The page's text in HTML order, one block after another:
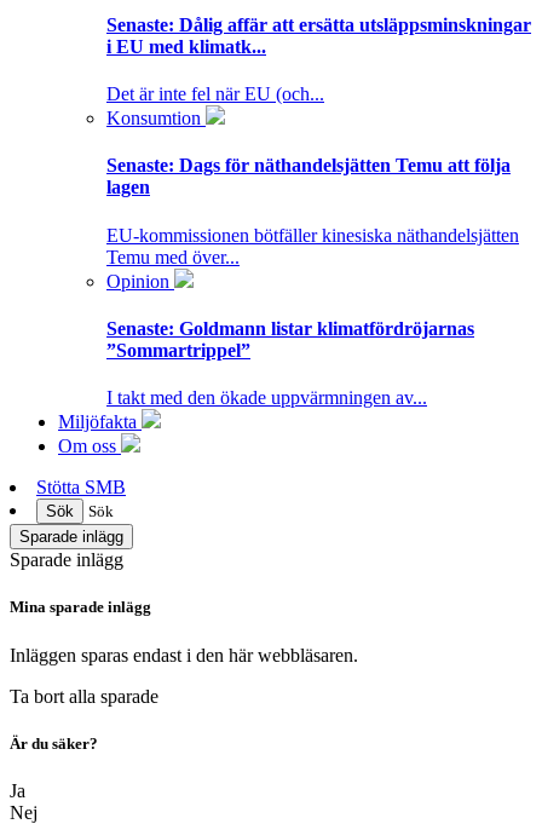
Senaste: Dålig affär att ersätta utsläppsminskningar
i EU med klimatk...
Det är inte fel när EU (och...
Konsumtion
Senaste: Dags för näthandelsjätten Temu att följa
lagen
EU-kommissionen bötfäller kinesiska näthandelsjätten
Temu med över...
Opinion
Senaste: Goldmann listar klimatfördröjarnas
”Sommartrippel”
I takt med den ökade uppvärmningen av...
Miljöfakta
Om oss
Stötta SMB
Sök
Sök
Sparade inlägg
Sparade inlägg
Mina sparade inlägg
Inläggen sparas endast i den här webbläsaren.
Ta bort alla sparade
Är du säker?
Ja
Nej